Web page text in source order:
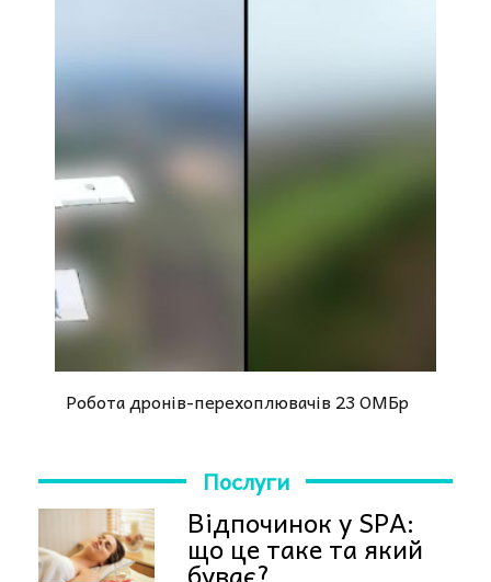
Робота дронів-перехоплювачів 23 ОМБр
Послуги
Відпочинок у SPA:
що це таке та який